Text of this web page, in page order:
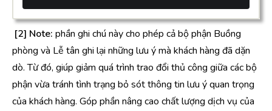
[2] Note: phần ghi chú này cho phép cả bộ phận Buồng
phòng và Lễ tân ghi lại những lưu ý mà khách hàng đã dặn
dò. Từ đó, giúp giảm quá trình trao đổi thủ công giữa các bộ
phận vừa tránh tình trạng bỏ sót thông tin lưu ý quan trọng
của khách hàng. Góp phần nâng cao chất lượng dịch vụ của